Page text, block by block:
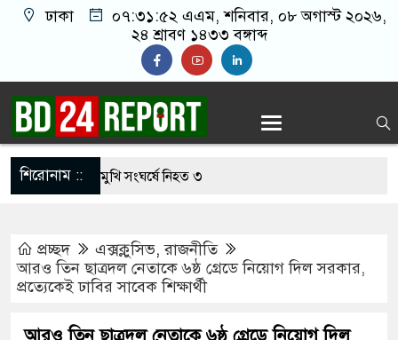
ঢাকা ০৭:৩১:৫৩ এএম, শনিবার, ০৮ অগাস্ট ২০২৬,
২৪ শ্রাবণ ১৪৩৩ বঙ্গাব্দ
শিরোনাম ::মুখোমুখি সংঘর্ষে নিহত ৩
ভাসছে মার্কিন রণতরি, জবাব চায় ২০০ পরিবার
মৃত্যুতে জামায়াত আমিরের আবেগঘন বার্তা
প্রচ্ছদ এক্সক্লুসিভ,রাজনীতি
আরও তিন ছাত্রদল নেতাকে ৬ষ্ঠ গ্রেডে নিয়োগ দিল সরকার,
প্রত্যেকেই ঢাবির সাবেক শিক্ষার্থী